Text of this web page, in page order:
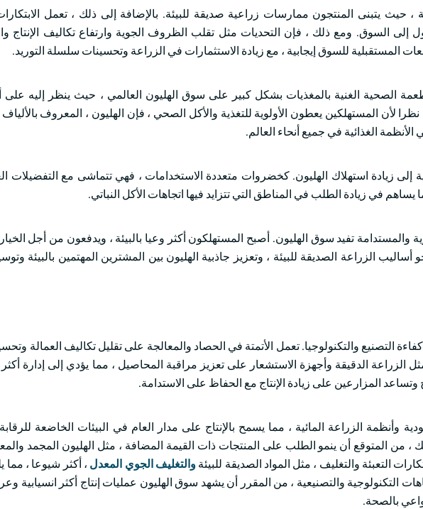
، حيث يتبنى المنتجون ممارسات زراعية صديقة للبيئة. بالإضافة إلى ذلك ، تعمل
إلى السوق. ومع ذلك ، فإن التحديات مثل تقلب الظروف الجوية وارتفاع تكاليف الإنتاج
المستقبلية للسوق إيجابية ، مع زيادة الاستثمارات في الزراعة وتحسينات سلسلة التوريد.
الصحية الغنية بالمغذيات بشكل كبير على سوق الهليون العالمي ، حيث ينظر إليه
لأن المستهلكين يعطون الأولوية للتغذية والأكل الصحي ، فإن الهليون ، المعروف بالألياف
الغذائية في جميع أنحاء العالم.
إلى زيادة استهلاك الهليون. كخضروات متعددة الاستخدامات ، فهي تتماشى مع التفضيلات
يساهم في زيادة الطلب في المناطق التي تتزايد فيها اتجاهات الأكل النباتي.
والمستدامة تفيد سوق الهليون. أصبح المستهلكون أكثر وعيا بالبيئة ، ويدفعون من أجل
الزراعة الصديقة للبيئة ، وتعزيز جاذبية الهليون بين المشترين المهتمين بالبيئة
التصنيع والتكنولوجيا. تعمل الأتمتة في الحصاد والمعالجة على تقليل تكاليف العمالة
الدقيقة وأجهزة الاستشعار على تعزيز مراقبة المحاصيل ، مما يؤدي إلى إدارة أكثر
وتساعد المزارعين على زيادة الإنتاج مع الحفاظ على الاستدامة.
وأنظمة الزراعة المائية ، مما يسمح بالإنتاج على مدار العام في البيئات الخاضعة
، من المتوقع أن ينمو الطلب على المنتجات ذات القيمة المضافة ، مثل الهليون المجمد
التعبئة والتغليف ، مثل المواد الصديقة للبيئةوالتغليف الجوي المعدل ، أكثر شيوعا ، مما
التكنولوجية والتصنيعية ، من المقرر أن يشهد سوق الهليون عمليات إنتاج أكثر انسيابية
بالصحة.